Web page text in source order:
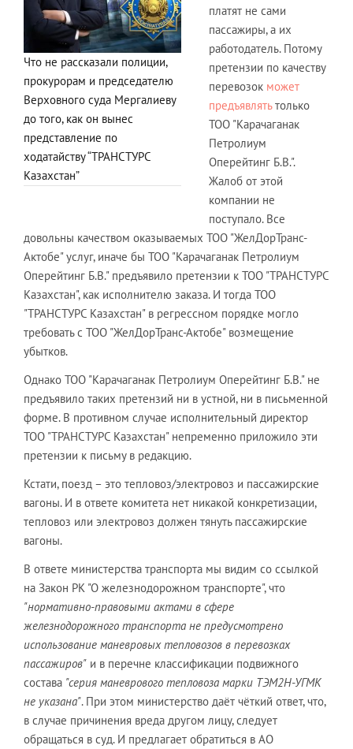
Что не рассказали полиции,
прокурорам и председателю
Верховного суда Мергалиеву
до того, как он вынес
представление по
ходатайству “ТРАНСТУРС
Казахстан”
платят не сами
пассажиры, а их
работодатель. Потому
претензии по качеству
перевозок может
предъявлятьтолько
ТОО "Карачаганак
Петролиум
Оперейтинг Б.В.".
Жалоб от этой
компании не
поступало. Все
довольны качеством оказываемых ТОО "ЖелДорТранс-
Актобе" услуг, иначе бы ТОО "Карачаганак Петролиум
Оперейтинг Б.В." предъявило претензии к ТОО "ТРАНСТУРС
Казахстан", как исполнителю заказа. И тогда ТОО
"ТРАНСТУРС Казахстан" в регрессном порядке могло
требовать с ТОО "ЖелДорТранс-Актобе" возмещение
убытков.
Однако ТОО "Карачаганак Петролиум Оперейтинг Б.В." не
предъявило таких претензий ни в устной, ни в письменной
форме. В противном случае исполнительный директор
ТОО "ТРАНСТУРС Казахстан" непременно приложило эти
претензии к письму в редакцию.
Кстати, поезд – это тепловоз/электровоз и пассажирские
вагоны. И в ответе комитета нет никакой конкретизации,
тепловоз или электровоз должен тянуть пассажирские
вагоны.
В ответе министерства транспорта мы видим со ссылкой
на Закон РК "О железнодорожном транспорте", что
"нормативно-правовыми актами в сфере
железнодорожного транспорта не предусмотрено
использование маневровых тепловозов в перевозках
пассажиров" и в перечне классификации подвижного
состава "серия маневрового тепловоза марки ТЭМ2Н-УГМК
не указана". При этом министерство даёт чёткий ответ, что,
в случае причинения вреда другом лицу, следует
обращаться в суд. И предлагает обратиться в АО